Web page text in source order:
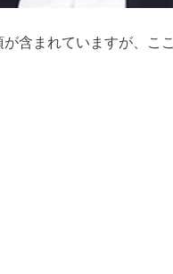
含まれていますが、こ